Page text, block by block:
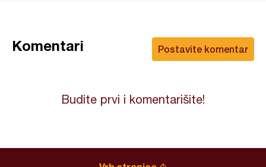
Postavite komentar
Komentari
Budite prvi i komentarišite!